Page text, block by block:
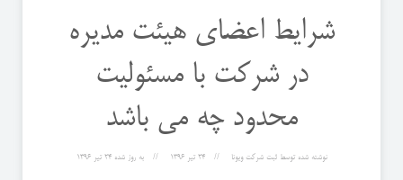
شرایط اعضای هیئت مدیره
در شرکت با مسئولیت
محدود چه می باشد
نوشته شده توسطثبت شرکت ویونا 24 تیر 1396 به روز شده24 تیر 1396